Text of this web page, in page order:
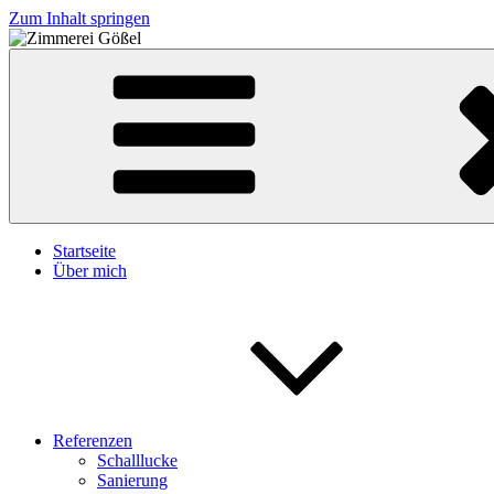
Zum Inhalt springen
Zimmerei Gößel
Sanierung • Restaurierungen • Dachstühle
Startseite
Über mich
Referenzen
Schalllucke
Sanierung